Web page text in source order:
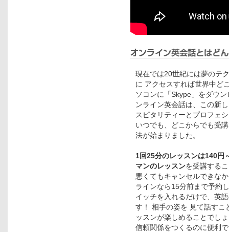
現在では20世紀には夢のテ
に アクセスすれば世界中ど
ソコンに「Skype」をダウ
ンライン英会話は、この新
スピタリティーとプロフェ
いつでも、どこからでも受
法が始まりました。
1回25分のレッスンは140円
マンのレッスンを受講する
悪くてもキャンセルできな
ラインなら15分前まで予約
イッチを入れるだけで、英
す！ 相手の姿を 見て話すこ
ッスンが楽しめることでし
信頼関係をつくるのに便利